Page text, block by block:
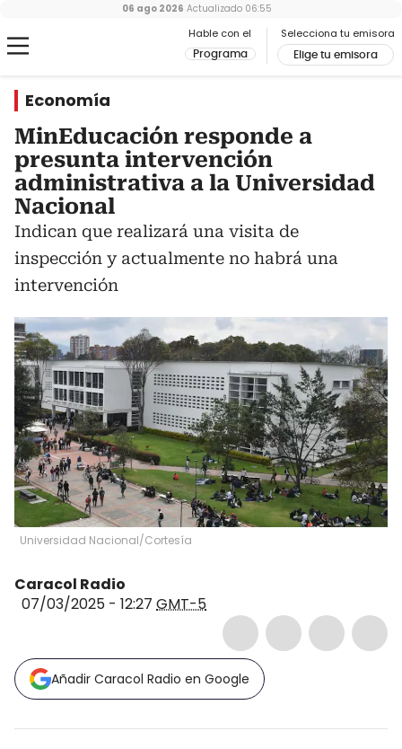
Hable con el
Programa
Selecciona tu emisora
Elige tu emisora
06 ago 2026 Actualizado 06:55
Economía
MinEducación responde a
presunta intervención
administrativa a la Universidad
Nacional
Indican que realizará una visita de
inspección y actualmente no habrá una
intervención
Universidad Nacional/Cortesía
Caracol Radio
07/03/2025 - 12:27 GMT-5
Añadir Caracol Radio en Google